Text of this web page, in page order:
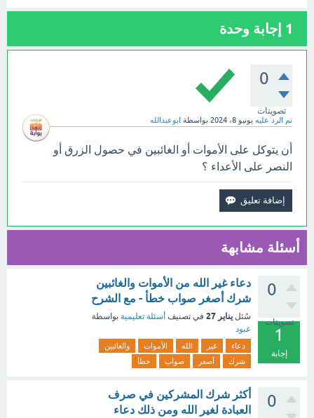
1 إجابة وحدة
0
تصويتات
تم الرد عليه يونيو 8، 2024 بواسطة ابوعبدالله
أن يتوكل على الأموات أو الغائبين في حصول الزرق أو
النصر على الأعداء ؟
أسئلة مشابهة
0
تصويتات
1
إجابة
دعاء غير الله من الأموات والغائبين
شرك أصغر صواب خطأ - مع الشرح
سُئل يناير 27 في تصنيف أسئلة تعليمية بواسطة
عبود
دعاء غير الله الأموات
والغائبين
شرك
أصغر صواب خطأ
0
أكثر شرك المشركين في صرف
العبادة لغير الله ومن ذلك دعاء